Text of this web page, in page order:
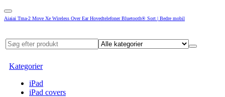
Aiaiai Tma-2 Move Xe Wireless Over Ear Hovedtelefoner Bluetooth® Sort | Bedre mobil
Kategorier
iPad
iPad covers